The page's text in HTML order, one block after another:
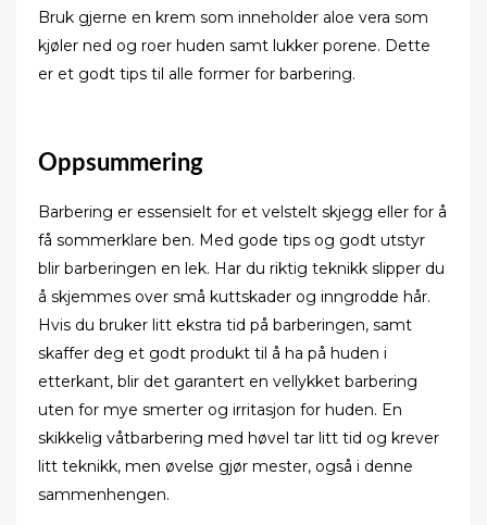
Bruk gjerne en krem som inneholder aloe vera som
kjøler ned og roer huden samt lukker porene. Dette
er et godt tips til alle former for barbering.
Oppsummering
Barbering er essensielt for et velstelt skjegg eller for å
få sommerklare ben. Med gode tips og godt utstyr
blir barberingen en lek. Har du riktig teknikk slipper du
å skjemmes over små kuttskader og inngrodde hår.
Hvis du bruker litt ekstra tid på barberingen, samt
skaffer deg et godt produkt til å ha på huden i
etterkant, blir det garantert en vellykket barbering
uten for mye smerter og irritasjon for huden. En
skikkelig våtbarbering med høvel tar litt tid og krever
litt teknikk, men øvelse gjør mester, også i denne
sammenhengen.